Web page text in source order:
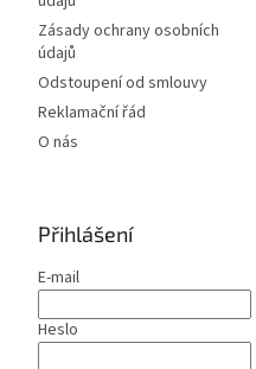
Zásady ochrany osobních
údajů
Odstoupení od smlouvy
Reklamační řád
O nás
Přihlášení
E-mail
Heslo